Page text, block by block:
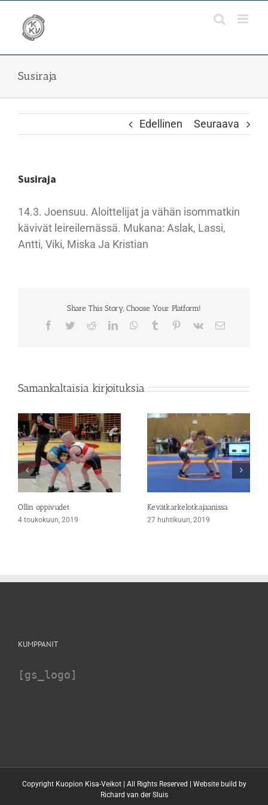
content
Susiraja
Edellinen Seuraava
Susiraja
14.3. Joensuu. Aloittelijat ja vähän isommatkin
kävivät leireilemässä. Mukana: Aslak, Lassi,
Antti, Viki, Miska Ja Kristian
Share This Story, Choose Your Platform!
Facebook
TwitterRedditLinkedInWhatsApp
Tumblr Pinterest
Vk Sähköposti
Samankaltaisia kirjoituksia
Ollin oppivudet
4 toukokuun, 2019
Kevätkarkelotkajaanissa
27 huhtikuun, 2019
KUMPPANIT
[gs_logo]
Copyright Kuopion Kisa-Veikot | All Rights Reserved | Website build by
Richard van der Sluis